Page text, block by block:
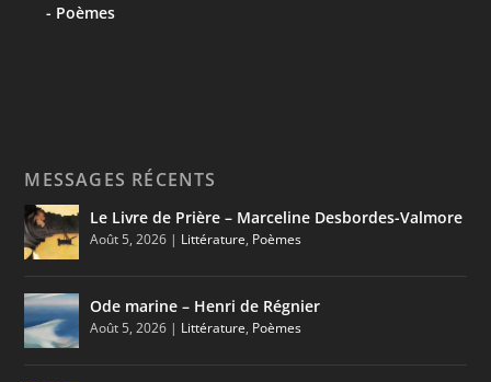
Poèmes
MESSAGES RÉCENTS
Le Livre de Prière – Marceline Desbordes-Valmore
Août 5, 2026 | Littérature, Poèmes
Ode marine – Henri de Régnier
Août 5, 2026 | Littérature, Poèmes